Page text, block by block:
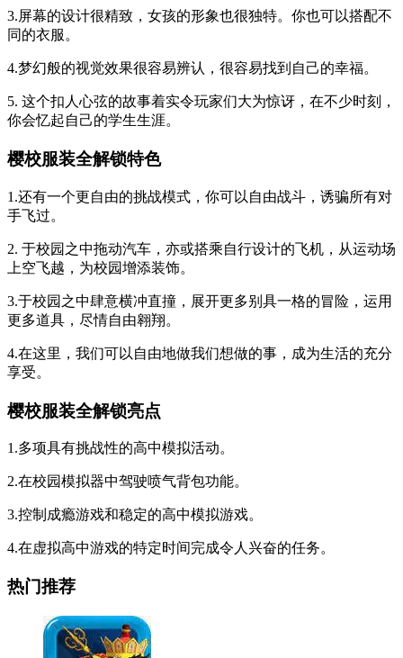
3.屏幕的设计很精致，女孩的形象也很独特。你也可以搭配不
同的衣服。
4.梦幻般的视觉效果很容易辨认，很容易找到自己的幸福。
5. 这个扣人心弦的故事着实令玩家们大为惊讶，在不少时刻，
你会忆起自己的学生生涯。
樱校服装全解锁特色
1.还有一个更自由的挑战模式，你可以自由战斗，诱骗所有对
手飞过。
2. 于校园之中拖动汽车，亦或搭乘自行设计的飞机，从运动场
上空飞越，为校园增添装饰。
3.于校园之中肆意横冲直撞，展开更多别具一格的冒险，运用
更多道具，尽情自由翱翔。
4.在这里，我们可以自由地做我们想做的事，成为生活的充分
享受。
樱校服装全解锁亮点
1.多项具有挑战性的高中模拟活动。
2.在校园模拟器中驾驶喷气背包功能。
3.控制成瘾游戏和稳定的高中模拟游戏。
4.在虚拟高中游戏的特定时间完成令人兴奋的任务。
热门推荐